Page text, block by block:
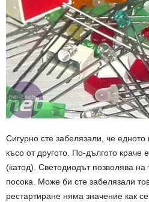
Сигурно сте забелязали, че
късо от другото. По-дългото краче
(катод). Светодиодът позволява
посока. Може би сте забелязали
рестартиране няма значение как